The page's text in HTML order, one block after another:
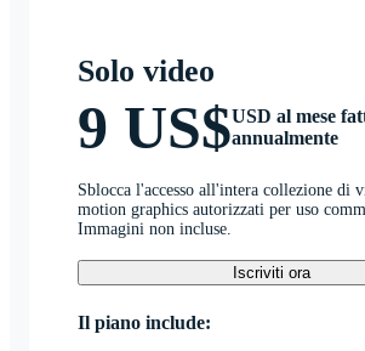
Solo video
9 US$USD al mese
annualmente
Sblocca l'accesso all'intera collezione di
motion graphics autorizzati per uso
Immagini non incluse.
Iscriviti ora
Il piano include: